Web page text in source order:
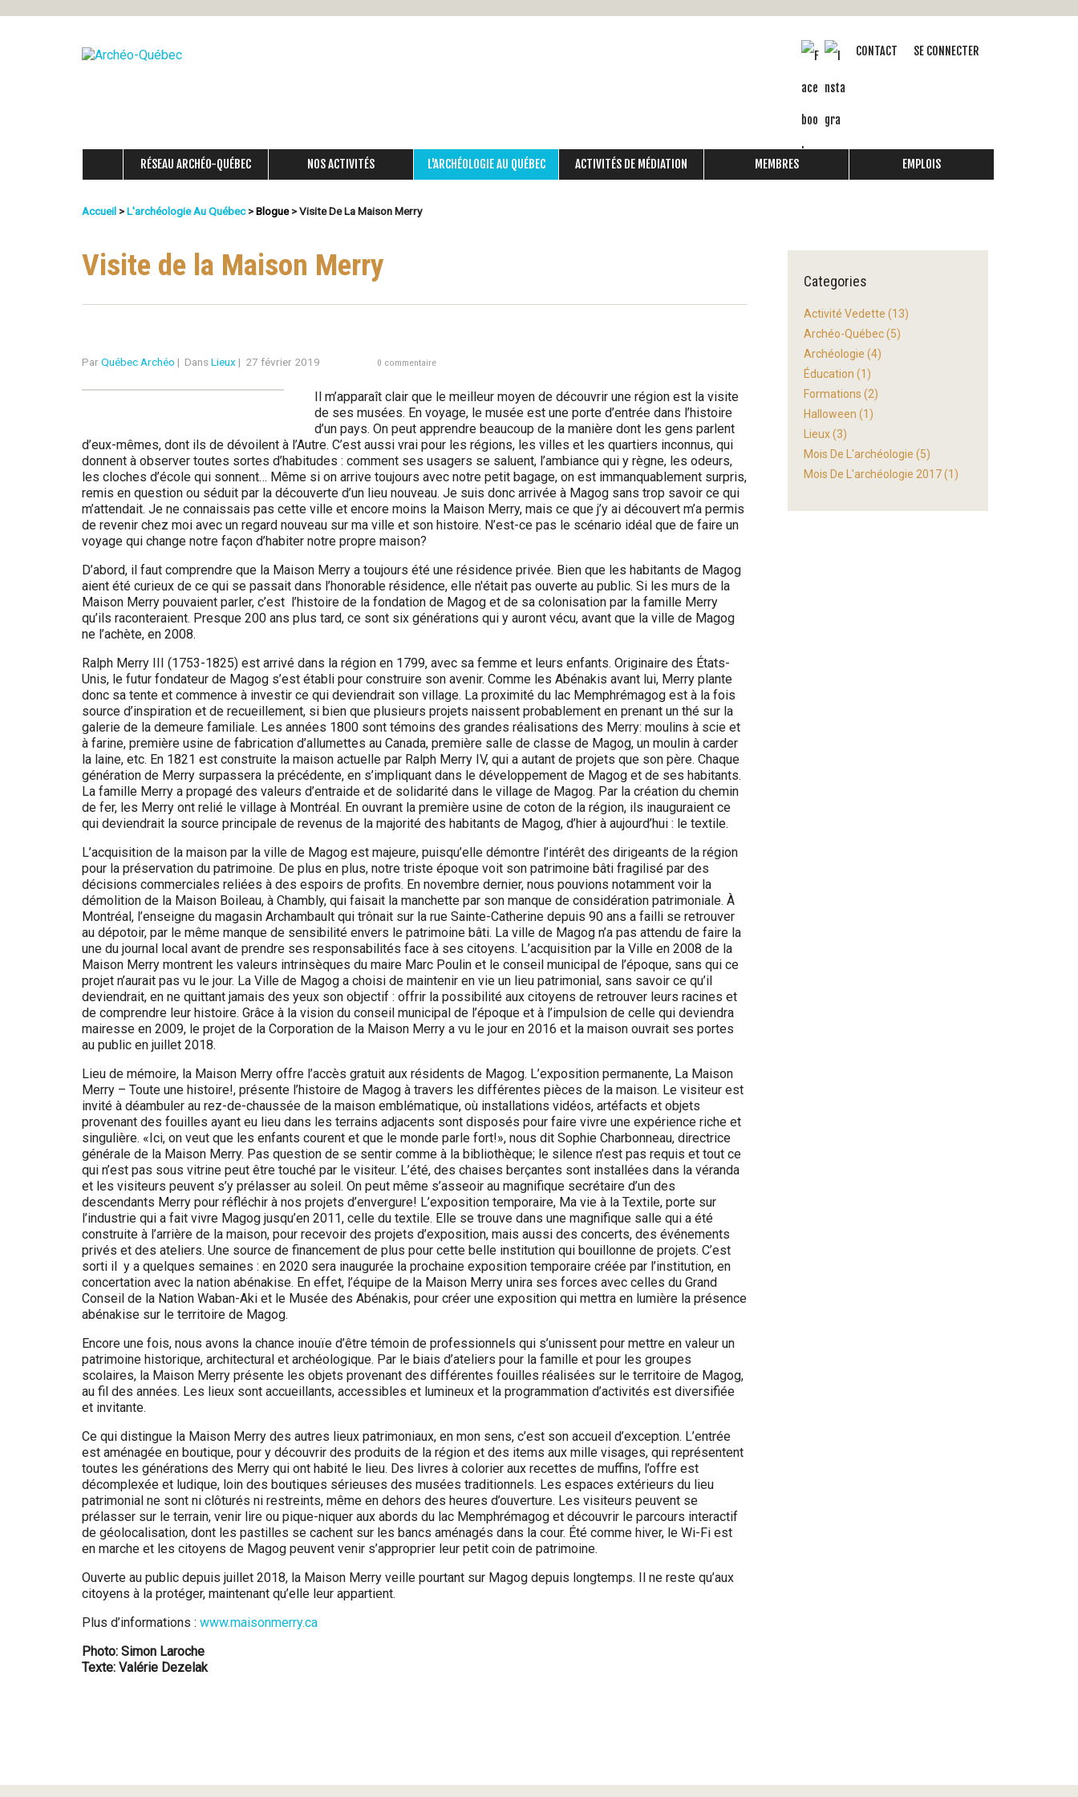
Aller
CONTACT SE CONNECTER
c
h
é
-
Q
é
e
c
RÉSEAU ARCHÉO-QUÉBEC NOS ACTIVITÉS L'ARCHÉOLOGIE AU QUÉBEC ACTIVITÉS DE MÉDIATION MEMBRES EMPLOIS
Êtes
Ici
Accueil >L'archéologie Au Québec>Blogue>Visite De La Maison Merry
Visite de la Maison Merry
ParQuébec Archéo | DansLieux | 27 février 2019 0 commentaire
Il m’apparaît clair que le meilleur moyen de découvrir une région est la visite
de ses musées. En voyage, le musée est une porte d’entrée dans l’histoire
d’un pays. On peut apprendre beaucoup de la manière dont les gens parlent
d’eux-mêmes, dont ils de dévoilent à l’Autre. C’est aussi vrai pour les régions, les villes et les quartiers inconnus, qui
donnent à observer toutes sortes d’habitudes : comment ses usagers se saluent, l’ambiance qui y règne, les odeurs,
les cloches d’école qui sonnent… Même si on arrive toujours avec notre petit bagage, on est immanquablement surpris,
remis en question ou séduit par la découverte d’un lieu nouveau. Je suis donc arrivée à Magog sans trop savoir ce qui
m’attendait. Je ne connaissais pas cette ville et encore moins la Maison Merry, mais ce que j’y ai découvert m’a permis
de revenir chez moi avec un regard nouveau sur ma ville et son histoire. N’est-ce pas le scénario idéal que de faire un
voyage qui change notre façon d’habiter notre propre maison?
D’abord, il faut comprendre que la Maison Merry a toujours été une résidence privée. Bien que les habitants de Magog
aient été curieux de ce qui se passait dans l’honorable résidence, elle n'était pas ouverte au public. Si les murs de la
Maison Merry pouvaient parler, c’est l’histoire de la fondation de Magog et de sa colonisation par la famille Merry
qu’ils raconteraient. Presque 200 ans plus tard, ce sont six générations qui y auront vécu, avant que la ville de Magog
ne l’achète, en 2008.
Ralph Merry III (1753-1825) est arrivé dans la région en 1799, avec sa femme et leurs enfants. Originaire des États-
Unis, le futur fondateur de Magog s’est établi pour construire son avenir. Comme les Abénakis avant lui, Merry plante
donc sa tente et commence à investir ce qui deviendrait son village. La proximité du lac Memphrémagog est à la fois
source d’inspiration et de recueillement, si bien que plusieurs projets naissent probablement en prenant un thé sur la
galerie de la demeure familiale. Les années 1800 sont témoins des grandes réalisations des Merry: moulins à scie et
à farine, première usine de fabrication d’allumettes au Canada, première salle de classe de Magog, un moulin à carder
la laine, etc. En 1821 est construite la maison actuelle par Ralph Merry IV, qui a autant de projets que son père. Chaque
génération de Merry surpassera la précédente, en s’impliquant dans le développement de Magog et de ses habitants.
La famille Merry a propagé des valeurs d’entraide et de solidarité dans le village de Magog. Par la création du chemin
de fer, les Merry ont relié le village à Montréal. En ouvrant la première usine de coton de la région, ils inauguraient ce
qui deviendrait la source principale de revenus de la majorité des habitants de Magog, d’hier à aujourd’hui : le textile.
L’acquisition de la maison par la ville de Magog est majeure, puisqu’elle démontre l’intérêt des dirigeants de la région
pour la préservation du patrimoine. De plus en plus, notre triste époque voit son patrimoine bâti fragilisé par des
décisions commerciales reliées à des espoirs de profits. En novembre dernier, nous pouvions notamment voir la
démolition de la Maison Boileau, à Chambly, qui faisait la manchette par son manque de considération patrimoniale. À
Montréal, l’enseigne du magasin Archambault qui trônait sur la rue Sainte-Catherine depuis 90 ans a failli se retrouver
au dépotoir, par le même manque de sensibilité envers le patrimoine bâti. La ville de Magog n’a pas attendu de faire la
une du journal local avant de prendre ses responsabilités face à ses citoyens. L’acquisition par la Ville en 2008 de la
Maison Merry montrent les valeurs intrinsèques du maire Marc Poulin et le conseil municipal de l’époque, sans qui ce
projet n’aurait pas vu le jour. La Ville de Magog a choisi de maintenir en vie un lieu patrimonial, sans savoir ce qu’il
deviendrait, en ne quittant jamais des yeux son objectif : offrir la possibilité aux citoyens de retrouver leurs racines et
de comprendre leur histoire. Grâce à la vision du conseil municipal de l’époque et à l’impulsion de celle qui deviendra
mairesse en 2009, le projet de la Corporation de la Maison Merry a vu le jour en 2016 et la maison ouvrait ses portes
au public en juillet 2018.
Lieu de mémoire, la Maison Merry offre l’accès gratuit aux résidents de Magog. L’exposition permanente, La Maison
Merry – Toute une histoire!, présente l’histoire de Magog à travers les différentes pièces de la maison. Le visiteur est
invité à déambuler au rez-de-chaussée de la maison emblématique, où installations vidéos, artéfacts et objets
provenant des fouilles ayant eu lieu dans les terrains adjacents sont disposés pour faire vivre une expérience riche et
singulière. «Ici, on veut que les enfants courent et que le monde parle fort!», nous dit Sophie Charbonneau, directrice
générale de la Maison Merry. Pas question de se sentir comme à la bibliothèque; le silence n’est pas requis et tout ce
qui n’est pas sous vitrine peut être touché par le visiteur. L’été, des chaises berçantes sont installées dans la véranda
et les visiteurs peuvent s’y prélasser au soleil. On peut même s’asseoir au magnifique secrétaire d’un des
descendants Merry pour réfléchir à nos projets d’envergure! L’exposition temporaire, Ma vie à la Textile, porte sur
l’industrie qui a fait vivre Magog jusqu’en 2011, celle du textile. Elle se trouve dans une magnifique salle qui a été
construite à l’arrière de la maison, pour recevoir des projets d’exposition, mais aussi des concerts, des événements
privés et des ateliers. Une source de financement de plus pour cette belle institution qui bouillonne de projets. C’est
sorti il y a quelques semaines : en 2020 sera inaugurée la prochaine exposition temporaire créée par l’institution, en
concertation avec la nation abénakise. En effet, l’équipe de la Maison Merry unira ses forces avec celles du Grand
Conseil de la Nation Waban-Aki et le Musée des Abénakis, pour créer une exposition qui mettra en lumière la présence
abénakise sur le territoire de Magog.
Encore une fois, nous avons la chance inouïe d’être témoin de professionnels qui s’unissent pour mettre en valeur un
patrimoine historique, architectural et archéologique. Par le biais d’ateliers pour la famille et pour les groupes
scolaires, la Maison Merry présente les objets provenant des différentes fouilles réalisées sur le territoire de Magog,
au fil des années. Les lieux sont accueillants, accessibles et lumineux et la programmation d’activités est diversifiée
et invitante.
Ce qui distingue la Maison Merry des autres lieux patrimoniaux, en mon sens, c’est son accueil d’exception. L’entrée
est aménagée en boutique, pour y découvrir des produits de la région et des items aux mille visages, qui représentent
toutes les générations des Merry qui ont habité le lieu. Des livres à colorier aux recettes de muffins, l’offre est
décomplexée et ludique, loin des boutiques sérieuses des musées traditionnels. Les espaces extérieurs du lieu
patrimonial ne sont ni clôturés ni restreints, même en dehors des heures d’ouverture. Les visiteurs peuvent se
prélasser sur le terrain, venir lire ou pique-niquer aux abords du lac Memphrémagog et découvrir le parcours interactif
de géolocalisation, dont les pastilles se cachent sur les bancs aménagés dans la cour. Été comme hiver, le Wi-Fi est
en marche et les citoyens de Magog peuvent venir s’approprier leur petit coin de patrimoine.
Ouverte au public depuis juillet 2018, la Maison Merry veille pourtant sur Magog depuis longtemps. Il ne reste qu’aux
citoyens à la protéger, maintenant qu’elle leur appartient.
Plus d’informations : www.maisonmerry.ca
Photo: Simon Laroche
Texte: Valérie Dezelak
Categories
Activité Vedette (13)
Archéo-Québec(5)
Archéologie (4)
Éducation (1)
Formations (2)
Halloween (1)
Lieux(3)
Mois De L'archéologie (5)
Mois De L'archéologie 2017(1)